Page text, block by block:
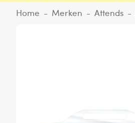
Home - Merken - Attends -